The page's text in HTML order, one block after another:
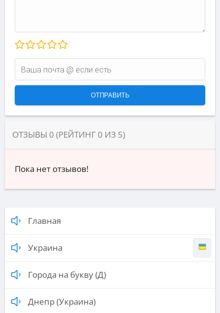
ОТЗЫВЫ 0 (РЕЙТИНГ 0 ИЗ 5)
Пока нет отзывов!
Главная
Украина
Города на букву (Д)
Днепр (Украина)